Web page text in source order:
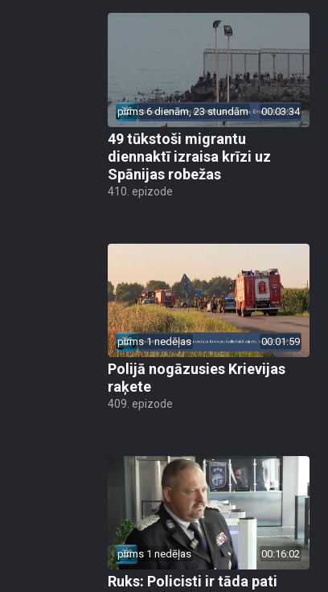
pirms 6 dienām, 23 stundām 00:03:34
49 tūkstoši migrantu
diennaktī izraisa krīzi uz
Spānijas robežas
410. epizode
pirms 1 nedēļas 00:01:59
Polijā nogāzusies Krievijas
raķete
409. epizode
pirms 1 nedēļas 00:16:02
Ruks: Policisti ir tāda pati